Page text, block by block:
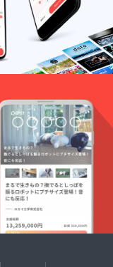
は、プ
ロジェ
クト終
了後に
お送り
する
メール
さい。
・公序
良俗に
反する
表記や
画像は
掲載で
きませ
来場は
任意、
交通費